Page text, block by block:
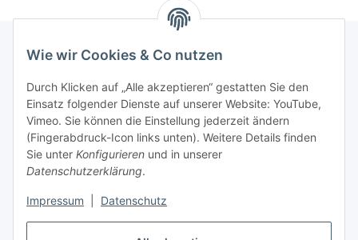
Wie wir Cookies & Co nutzen
Durch Klicken auf „Alle akzeptieren“ gestatten Sie den
Einsatz folgender Dienste auf unserer Website: YouTube,
Vimeo. Sie können die Einstellung jederzeit ändern
(Fingerabdruck-Icon links unten). Weitere Details finden
Sie unter Konfigurieren und in unserer
Datenschutzerklärung.
Impressum Datenschutz
Informationen
036204. 803903
Achtung!!!
16:00 – 19:00 Uhr